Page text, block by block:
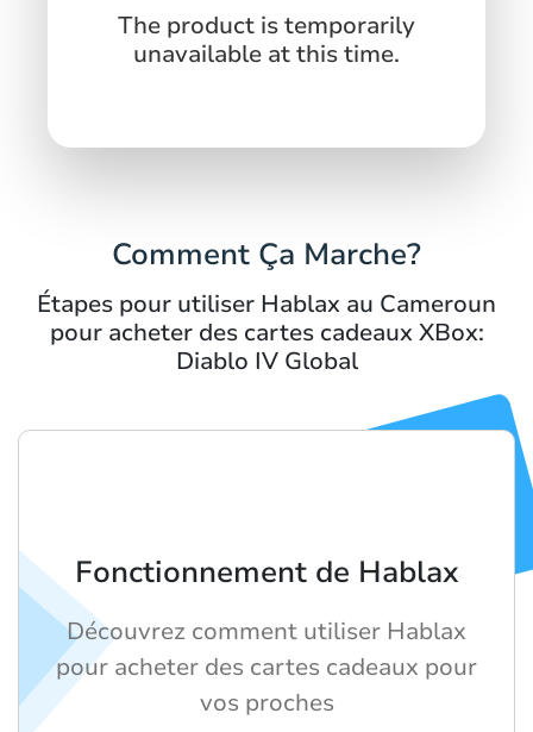
The product is temporarily
unavailable at this time.
Comment Ça Marche?
Étapes pour utiliser Hablax au Cameroun
pour acheter des cartes cadeaux XBox:
Diablo IV Global
Fonctionnement de Hablax
Découvrez comment utiliser Hablax
pour acheter des cartes cadeaux pour
vos proches